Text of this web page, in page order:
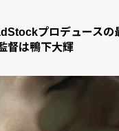
プロデュースの
督は鴨下大輝